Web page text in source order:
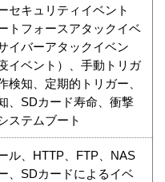
セキュリティイベント
トフォースアタックイベ
イバーアタックイベン
イベント）、手動トリガ
検知、定期的トリガー、
、SDカード寿命、衝撃
ステムブート
ル、HTTP、FTP、NAS
、SDカードによるイベ